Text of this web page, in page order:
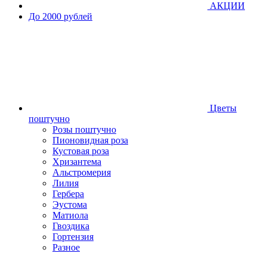
АКЦИИ
До 2000 рублей
Цветы
поштучно
Розы поштучно
Пионовидная роза
Кустовая роза
Хризантема
Альстромерия
Лилия
Гербера
Эустома
Матиола
Гвоздика
Гортензия
Разное